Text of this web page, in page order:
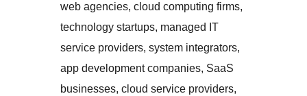
web agencies, cloud computing firms,
technology startups, managed IT
service providers, system integrators,
app development companies, SaaS
businesses, cloud service providers,